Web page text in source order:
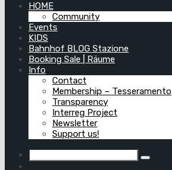
HOME
Community
Events
KIDS
Bahnhof BLOG Stazione
Booking Sale | Räume
Info
Contact
Membership – Tesseramento
Transparency
Interreg Project
Newsletter
Support us!